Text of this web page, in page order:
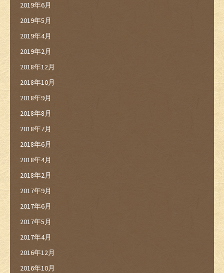
2019年6月
2019年5月
2019年4月
2019年2月
2018年12月
2018年10月
2018年9月
2018年8月
2018年7月
2018年6月
2018年4月
2018年2月
2017年9月
2017年6月
2017年5月
2017年4月
2016年12月
2016年10月